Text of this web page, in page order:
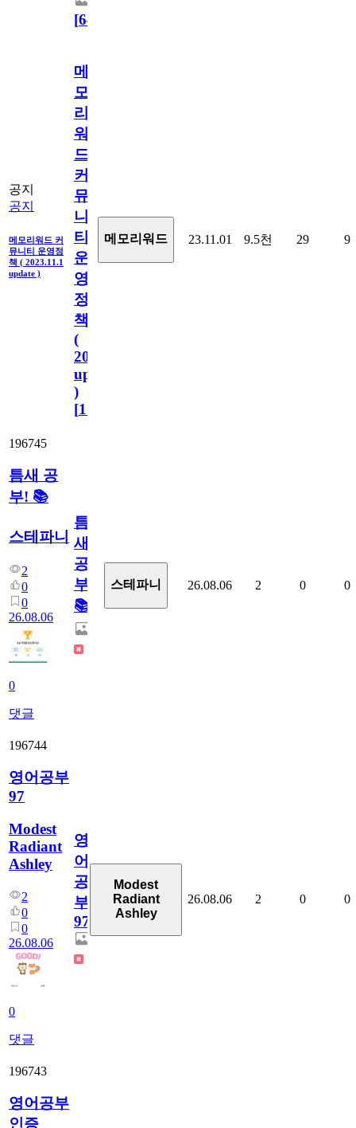
[64
공지
공지
메모리워드 커
뮤니티 운영정
책 ( 2023.11.1
update )
메
모
리
워
드
커
뮤
니
티
운
영
정
책
(
2023.11.1
update
)
[110
메모리워드 23.11.01 9.5천 29 9
196745
틈새 공
부! 📚
스테파니
2
0
0
26.08.06
0
댓글
틈
새
공
부!
📚
스테파니 26.08.06 2 0 0
196744
영어공부
97
Modest
Radiant
Ashley
2
0
0
26.08.06
0
댓글
영
어
공
부
97
Modest
Radiant
Ashley
26.08.06 2 0 0
196743
영어공부
인증